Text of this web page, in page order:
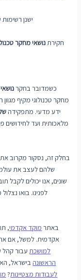
ישנן
חקירתנושאי מחקר
כשמדובר בחקר
מחקר טכנולוגי מקיף
ידע מדעי. מתפקידה
מלאכותית ועד לחידושים
בחלק זה, נסקור מקרוב את
שלהם לעצב את
שונים, אנו יכולים לקבל
לפנינו. בואו
באתר מוקד אקדמי,
אקדמית. למשל, אם
למושכת עבור קהל
הראשונהבישראל,
לעבודות מצטיינות?